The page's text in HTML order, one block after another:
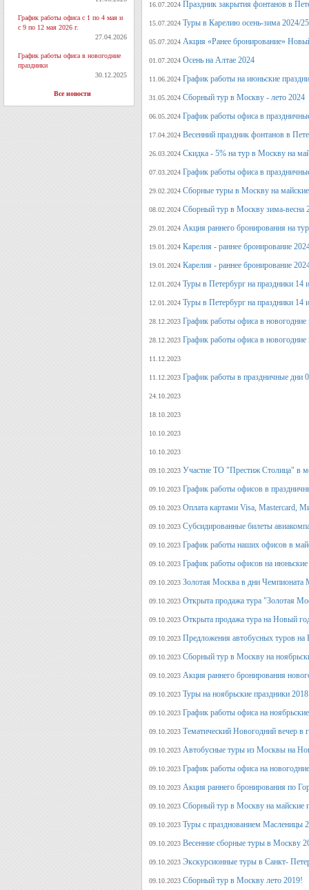
График работы офиса с 1 по 4 мая и
с 9 по 12 мая 2026 г.
27.04.2026
График работы офиса в новогодние
праздники
30.12.2025
Все новости
16.07.2024 Праздник закрытия фонтанов в
15.07.2024 Туры в Карелию осень-зима 2024/25
05.07.2024 Акция «Ранее бронирование»
01.07.2024 Осень на Алтае 2024
11.06.2024 График работы на июньские
31.05.2024 Сборный тур в Москву - лето 2024
06.05.2024 График работы офиса в
17.04.2024 Весенний праздник фонтанов в
26.03.2024 Скидка - 5% на тур в Москву на
07.03.2024 График работы офиса в
29.02.2024 Сборные туры в Москву на
08.02.2024 Сборный тур в Москву зима-весна
29.01.2024 Акция раннего бронирования на
19.01.2024 Карелия - раннее бронирование
19.01.2024 Карелия - раннее бронирование
12.01.2024 Туры в Петербург на праздники 14
12.01.2024 Туры в Петербург на праздники 14
28.12.2023 График работы офиса в новогодние
28.12.2023 График работы офиса в новогодние
11.12.2023
11.12.2023 График работы в праздничные дни
24.10.2023
18.10.2023
10.10.2023
10.10.2023
09.10.2023 Участие ТО "Престиж Столица" в
09.10.2023 График работы офисов в
09.10.2023 Оплата картами Visa, Mastercard,
09.10.2023 Субсидированные билеты
09.10.2023 График работы наших офисов в
09.10.2023 График работы офисов на
09.10.2023 Золотая Москва в дни Чемпионата
09.10.2023 Открыта продажа тура "Золотая
09.10.2023 Открыта продажа тура на Новый
09.10.2023 Предложения автобусных туров
09.10.2023 Сборный тур в Москву на
09.10.2023 Акция раннего бронирования
09.10.2023 Туры на ноябрьские праздники 2018
09.10.2023 График работы офиса на
09.10.2023 Тематический Новогодний вечер
09.10.2023 Автобусные туры из Москвы на
09.10.2023 График работы офиса на
09.10.2023 Акция раннего бронирования по
09.10.2023 Сборный тур в Москву на майские
09.10.2023 Туры с празднованием Масленицы
09.10.2023 Весенние сборные туры в Москву
09.10.2023 Экскурсионные туры в Санкт-
09.10.2023 Сборный тур в Москву лето 2019!